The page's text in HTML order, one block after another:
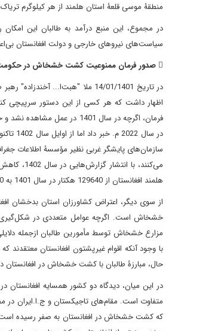
منطقۀ موسی قلعۀ استان هلمند از هر کیلوگرم تریاک حدود 1 دلار و از هر کیلوگرم هروئین حدود 17 دلار
در مجموع، این منبع درآمد به طالبان این
سیاست‌های نیروهای خارجی و دولت افغانستان
 صدور فرمان ممنوعیت کشت خشخاش در حکومت‌داری دوم طالبان
در تاریخ 14/01/1401 ملا
اظهار داشت که هر کسی از این دستور سرپیچی
در
می‌کنند،
هلمند افغانستان از 129640 هکتار در سال 1401 به 740 هکتار در سال 1402 رسیده است.
از سوی دیگر، اعتراض کشاورزان استان بدخشان
خشخاش است. اگرچه عوامل متعددی در شکل‌گیری
با وجود آنکه اقوام غیرپشتون افغانستان
حال، مبارزۀ طالبان با کشت خشخاش در
متفاوت است. مقام‌های تاجیکستان و ج.ا.ایران در
که کشت خشخاش در افغانستان به صفر رسیده است